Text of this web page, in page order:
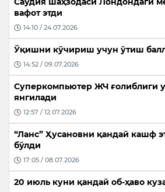
вафот этди
14:10 / 24.07.2026
Ўқишни кўчириш учун ўтиш
14:52 / 09.07.2026
Суперкомпьютер ЖЧ ғолиблиги
янгилади
12:57 / 12.07.2026
“Ланс” Ҳусановни қандай кашф
бўлди
17:05 / 08.07.2026
20 июль куни қандай об-ҳаво